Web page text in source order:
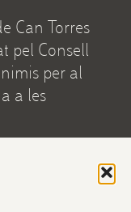
Can Torres
pel Consell
per al
a les